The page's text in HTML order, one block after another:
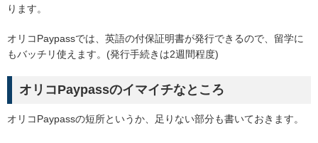
ります。
オリコPaypassでは、英語の付保証明書が発行できるので、留学に
もバッチリ使えます。(発行手続きは2週間程度)
オリコPaypassのイマイチなところ
オリコPaypassの短所というか、足りない部分も書いておきます。